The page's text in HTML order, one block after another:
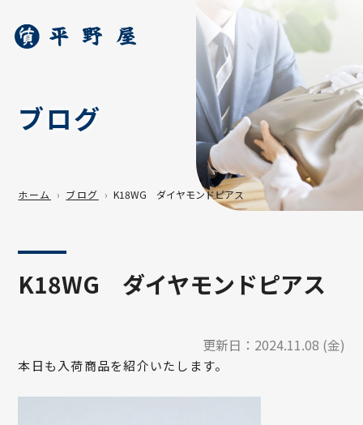
ブログ
ホーム ブログ K18WG ダイヤモンドピアス
K18WG ダイヤモンドピアス
更新日： 2024.11.08 (金)
本日も入荷商品を紹介いたします。